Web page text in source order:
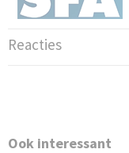
Reacties
Ook interessant